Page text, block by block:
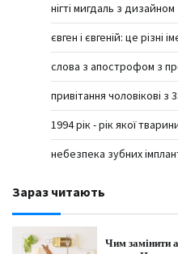
нігті мигдаль з дизайном
євген і євгеній: це різні
слова з апострофом з
привітання чоловікові з
1994 рік - рік якої
небезпека зубних
Зараз читають
Чим замінити